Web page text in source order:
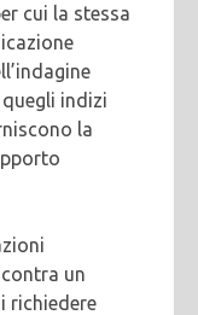
cui la stessa
indizi
la
un
richiedere